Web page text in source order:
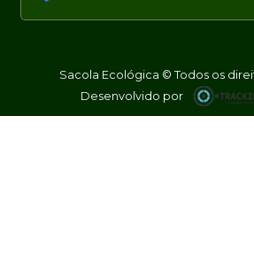
Sacola Ecológica © Todos os
Desenvolvido por